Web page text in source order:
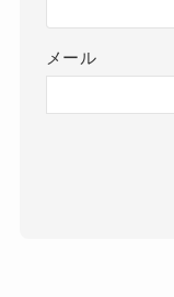
メール